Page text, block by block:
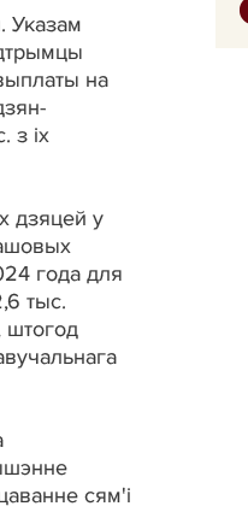
Указам
на
з іх
дзяцей у
года для
тыс.
штогод
сям'і